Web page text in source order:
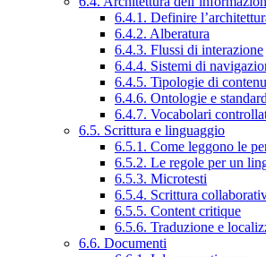
6.4.1. Definire
6.4.2. Alberatura
6.4.3. Flussi di interazione
6.4.4. Sistemi di
6.4.5. Tipologie di
6.4.6. Ontologie e standard
6.4.7. Vocabolari
6.5. Scrittura e linguaggio
6.5.1. Come leggono le
6.5.2. Le regole per un
6.5.3. Microtesti
6.5.4. Scrittura
6.5.5. Content critique
6.5.6. Traduzione e
6.6. Documenti